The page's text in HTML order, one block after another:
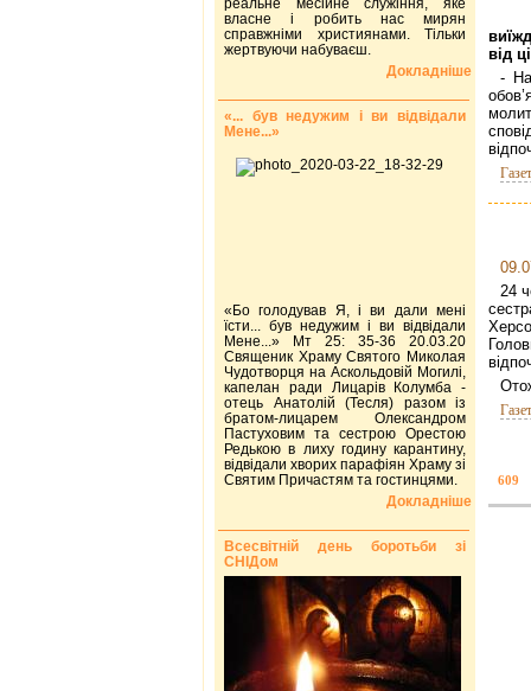
від
-
24
609
власне і робить нас мирян
справжніми християнами. Тільки
жертвуючи набуваєш.
Докладніше
«... був недужим і ви відвідали
Мене...»
«Бо голодував Я, і ви дали мені
їсти... був недужим і ви відвідали
Мене...» Мт 25: 35-36 20.03.20
Священик Храму Святого Миколая
Чудотворця на Аскольдовій Могилі,
капелан ради Лицарів Колумба -
отець Анатолій (Тесля) разом із
братом-лицарем Олександром
Пастуховим та сестрою Орестою
Редькою в лиху годину карантину,
відвідали хворих парафіян Храму зі
Святим Причастям та гостинцями.
Докладніше
Всесвітній день боротьби зі
СНІДом